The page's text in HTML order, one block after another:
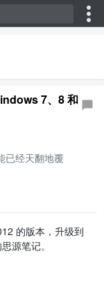
7、8 和
已经天翻地覆
的版本，升级到
源笔记。